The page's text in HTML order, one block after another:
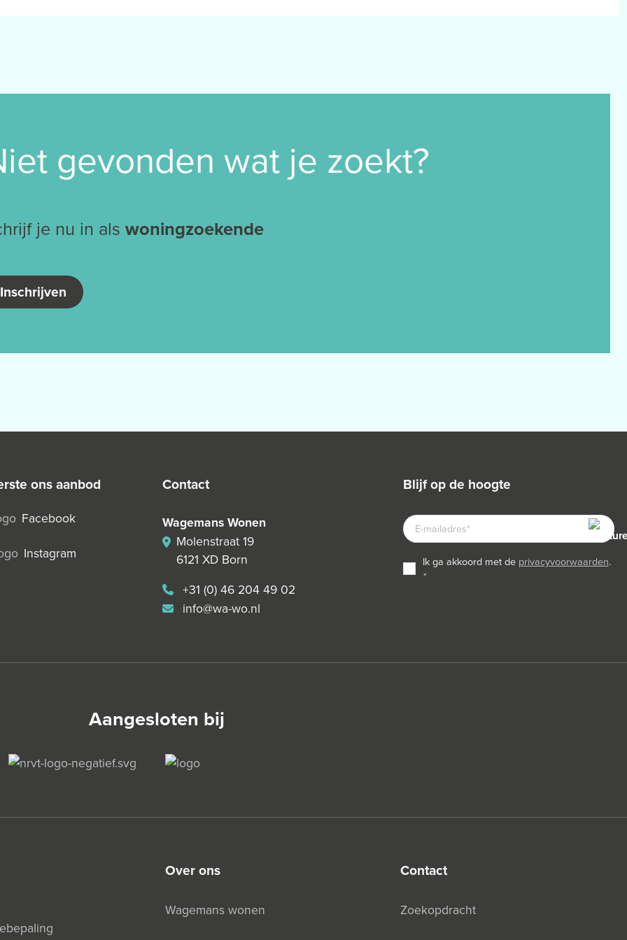
gevonden wat je zoekt?
je nu in als woningzoekende
Inschrijven
ons aanbod
Facebook
Instagram
contact
Wagemans Wonen
Molenstraat 19
6121 XD Born
+31 (0) 46 204 49 02
info@wa-wo.nl
blijf op de hoogte
E-
MAILADRES
TOESTEMMING
*
ik ga akkoord met de privacyvoorwaarden.
*
Aangesloten bij
over ons
Wagemans wonen
contact
Zoekopdracht